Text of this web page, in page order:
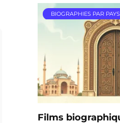
BIOGRAPHIES PAR PAYS
Films